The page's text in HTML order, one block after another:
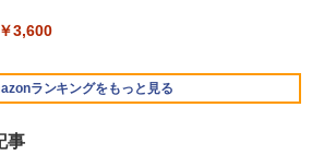
i5/16GB/SSD 512GB/ホワイト) FM
139,880
￥3,600
ランキングをもっと見る
事